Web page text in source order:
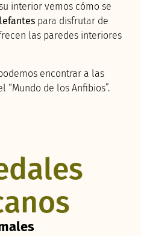
interior vemos cómo se
para disfrutar de
las paredes interiores
encontrar a las
“Mundo de los Anfibios”.